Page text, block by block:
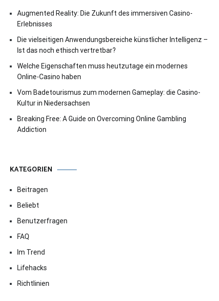
Augmented Reality: Die Zukunft des immersiven Casino-
Erlebnisses
Die vielseitigen Anwendungsbereiche künstlicher Intelligenz –
Ist das noch ethisch vertretbar?
Welche Eigenschaften muss heutzutage ein modernes
Online-Casino haben
Vom Badetourismus zum modernen Gameplay: die Casino-
Kultur in Niedersachsen
Breaking Free: A Guide on Overcoming Online Gambling
Addiction
KATEGORIEN
Beitragen
Beliebt
Benutzerfragen
FAQ
Im Trend
Lifehacks
Richtlinien